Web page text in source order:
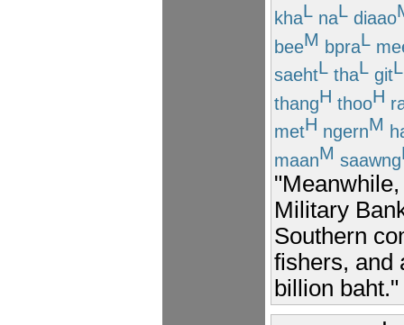
khaL naL diaao
beeM bpraL
saehtL thaL gitL
thangH thooH
metH ngernM
maanM saawng
Military
Southern
fishers, and
billion baht."